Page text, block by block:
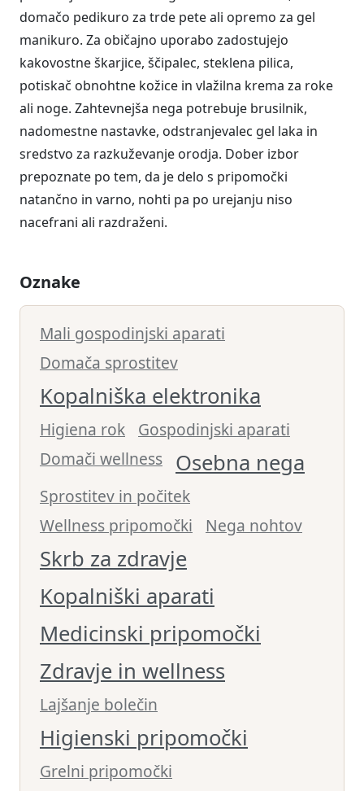
domačo pedikuro za trde pete ali opremo za gel
manikuro. Za običajno uporabo zadostujejo
kakovostne škarjice, ščipalec, steklena pilica,
potiskač obnohtne kožice in vlažilna krema za roke
ali noge. Zahtevnejša nega potrebuje brusilnik,
nadomestne nastavke, odstranjevalec gel laka in
sredstvo za razkuževanje orodja. Dober izbor
prepoznate po tem, da je delo s pripomočki
natančno in varno, nohti pa po urejanju niso
nacefrani ali razdraženi.
Oznake
Mali gospodinjski aparati
Domača sprostitev
Kopalniška elektronika
Higiena rok
Gospodinjski aparati
Domači wellness
Osebna nega
Sprostitev in počitek
Wellness pripomočki
Nega nohtov
Skrb za zdravje
Kopalniški aparati
Medicinski pripomočki
Zdravje in wellness
Lajšanje bolečin
Higienski pripomočki
Grelni pripomočki